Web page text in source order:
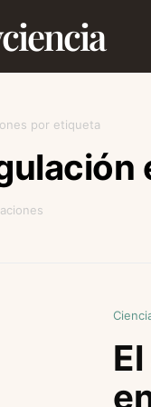
por etiqueta